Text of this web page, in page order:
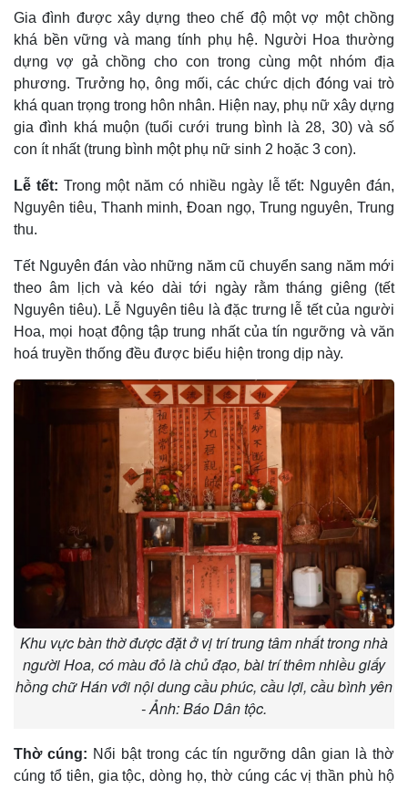
Gia đình được xây dựng theo chế độ một vợ một chồng
khá bền vững và mang tính phụ hệ. Người Hoa thường
dựng vợ gả chồng cho con trong cùng một nhóm địa
phương. Trưởng họ, ông mối, các chức dịch đóng vai trò
khá quan trọng trong hôn nhân. Hiện nay, phụ nữ xây dựng
gia đình khá muộn (tuổi cưới trung bình là 28, 30) và số
con ít nhất (trung bình một phụ nữ sinh 2 hoặc 3 con).
Lễ tết: Trong một năm có nhiều ngày lễ tết: Nguyên đán,
Nguyên tiêu, Thanh minh, Ðoan ngọ, Trung nguyên, Trung
thu.
Tết Nguyên đán vào những năm cũ chuyển sang năm mới
theo âm lịch và kéo dài tới ngày rằm tháng giêng (tết
Nguyên tiêu). Lễ Nguyên tiêu là đặc trưng lễ tết của người
Hoa, mọi hoạt động tập trung nhất của tín ngưỡng và văn
hoá truyền thống đều được biểu hiện trong dịp này.
Khu vực bàn thờ được đặt ở vị trí trung tâm nhất trong nhà
người Hoa, có màu đỏ là chủ đạo, bài trí thêm nhiều giấy
hồng chữ Hán với nội dung cầu phúc, cầu lợi, cầu bình yên
- Ảnh: Báo Dân tộc.
Thờ cúng: Nổi bật trong các tín ngưỡng dân gian là thờ
cúng tổ tiên, gia tộc, dòng họ, thờ cúng các vị thần phù hộ